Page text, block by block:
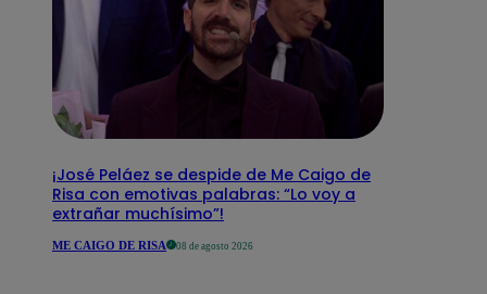
¡José Peláez se despide de Me Caigo de
Risa con emotivas palabras: “Lo voy a
extrañar muchísimo”!
ME CAIGO DE RISA 08 de agosto 2026